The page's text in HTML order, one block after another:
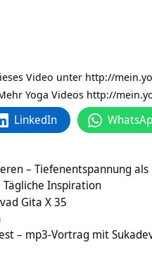
Video unter http://
Yoga Videos http://
LinkedIn
– Tiefenentspannung
Tägliche Inspiration
Gita X 35
– mp3-Vortrag mit